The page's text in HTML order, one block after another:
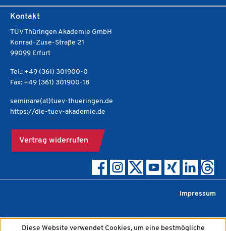
Kontakt
TÜV Thüringen Akademie GmbH
Konrad-Zuse-Straße 21
99099 Erfurt
Tel.: +49 (361) 301900-0
Fax: +49 (361) 301900-18
seminare(at)tuev-thueringen.de
https://die-tuev-akademie.de
Vertrag widerrufen
Impressum
Diese Website verwendet Cookies, um eine bestmögliche